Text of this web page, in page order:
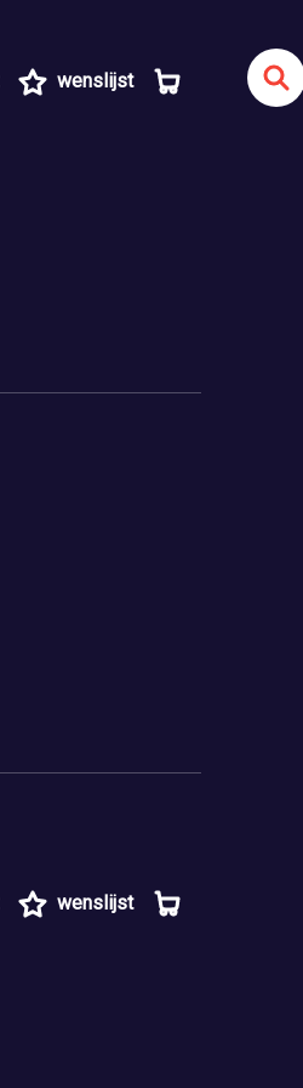
wenslijst
wenslijst